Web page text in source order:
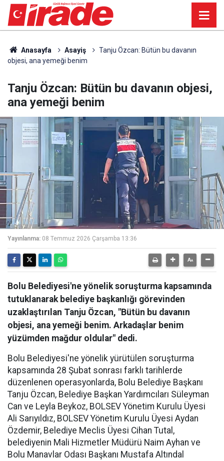
Anasayfa Asayiş
Tanju Özcan: Bütün bu davanın
objesi, ana yemeği benim
Tanju Özcan: Bütün bu davanın objesi,
ana yemeği benim
Yayınlanma: 08 Temmuz 2026 Çarşamba 13:36
Bolu Belediyesi'ne yönelik soruşturma kapsamında
tutuklanarak belediye başkanlığı görevinden
uzaklaştırılan Tanju Özcan, "Bütün bu davanın
objesi, ana yemeği benim. Arkadaşlar benim
yüzümden mağdur oldular" dedi.
Bolu Belediyesi'ne yönelik yürütülen soruşturma
kapsamında 28 Şubat sonrası farklı tarihlerde
düzenlenen operasyonlarda, Bolu Belediye Başkanı
Tanju Özcan, Belediye Başkan Yardımcıları Süleyman
Can ve Leyla Beykoz, BOLSEV Yönetim Kurulu Üyesi
Ali Sarıyıldız, BOLSEV Yönetim Kurulu Üyesi Aydan
Özdemir, Belediye Meclis Üyesi Cihan Tutal,
belediyenin Mali Hizmetler Müdürü Naim Ayhan ve
Bolu Manavlar Odası Başkanı Mustafa Altındal